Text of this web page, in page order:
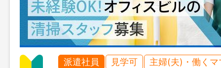
派遣社員 見学可
主婦(夫)・働くマ